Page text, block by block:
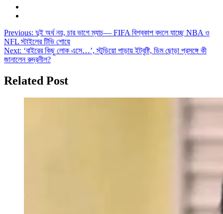
Post
navigation
Previous: দুই অর্ধ নয়, চার ভাগে ম্যাচ— FIFA বিশ্বকাপ বদলে যাচ্ছে NBA ও
NFL স্টাইলের টিভি শোয়ে
Next: ‘বাইরের কিছু লোক এসে…’, স্টুডিয়ো পাড়ায় ইটবৃষ্টি, ডিম ছোড়া প্রসঙ্গে কী
জানালেন রুদ্রনীল?
Related Post